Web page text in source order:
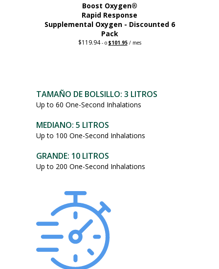
Boost Oxygen®
Rapid Response
Supplemental Oxygen - Discounted 6
Pack
$119.94 -o Precio
$101.95El/ mes
TAMAÑO DE BOLSILLO: 3 LITROS
Up to 60 One-Second Inhalations
MEDIANO: 5 LITROS
Up to 100 One-Second Inhalations
GRANDE: 10 LITROS
Up to 200 One-Second Inhalations